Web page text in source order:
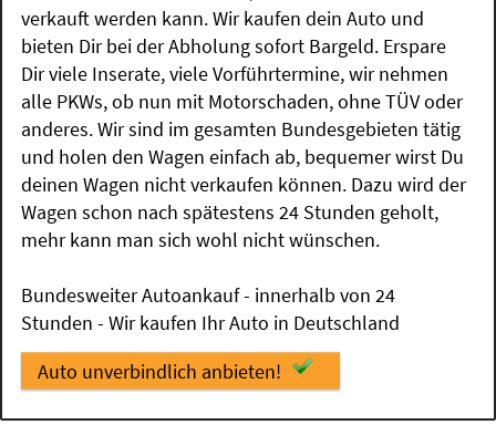
verkauft werden kann. Wir kaufen dein Auto und
bieten Dir bei der Abholung sofort Bargeld. Erspare
Dir viele Inserate, viele Vorführtermine, wir nehmen
alle PKWs, ob nun mit Motorschaden, ohne TÜV oder
anderes. Wir sind im gesamten Bundesgebieten tätig
und holen den Wagen einfach ab, bequemer wirst Du
deinen Wagen nicht verkaufen können. Dazu wird der
Wagen schon nach spätestens 24 Stunden geholt,
mehr kann man sich wohl nicht wünschen.
Bundesweiter Autoankauf - innerhalb von 24
Stunden - Wir kaufen Ihr Auto in Deutschland
Auto unverbindlich anbieten!